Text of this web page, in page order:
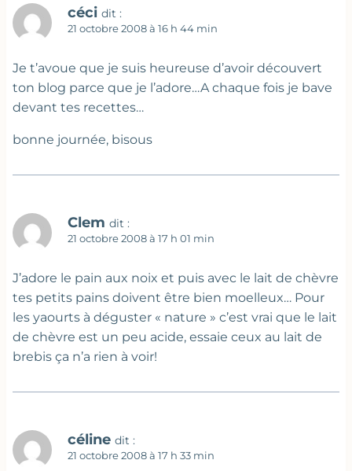
céci dit :
21 octobre 2008 à 16 h 44 min
Je t’avoue que je suis heureuse d’avoir découvert
ton blog parce que je l’adore…A chaque fois je bave
devant tes recettes…
bonne journée, bisous
Clem dit :
21 octobre 2008 à 17 h 01 min
J’adore le pain aux noix et puis avec le lait de chèvre
tes petits pains doivent être bien moelleux… Pour
les yaourts à déguster « nature » c’est vrai que le lait
de chèvre est un peu acide, essaie ceux au lait de
brebis ça n’a rien à voir!
céline dit :
21 octobre 2008 à 17 h 33 min